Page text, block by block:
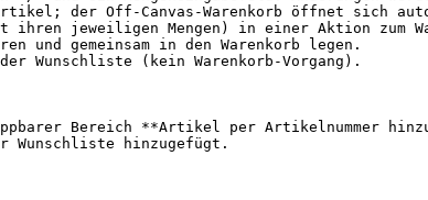
der Off-Canvas-Warenkorb öffnet sich
jeweiligen Mengen) in einer Aktion zum
und gemeinsam in den Warenkorb legen.
(kein Warenkorb-Vorgang).
Bereich **Artikel per Artikelnummer
Wunschliste hinzugefügt.